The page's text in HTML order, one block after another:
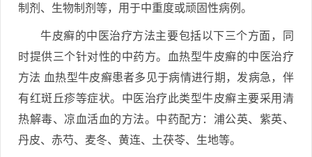
制剂、生物制剂等，用于中重度或顽固性病例。
牛皮癣的中医治疗方法主要包括以下三个方面，同
时提供三个针对性的中药方。血热型牛皮癣的中医治疗
方法 血热型牛皮癣患者多见于病情进行期，发病急，伴
有红斑丘疹等症状。中医治疗此类型牛皮癣主要采用清
热解毒、凉血活血的方法。中药配方：浦公英、紫英、
丹皮、赤芍、麦冬、黄连、土茯苓、生地等。